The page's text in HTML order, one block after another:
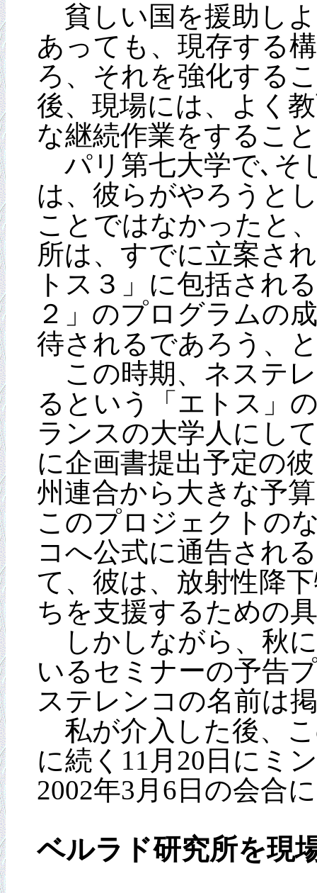
貧しい国を援助し
あっても、現存する
ろ、それを強化する
後、現場には、よく
な継続作業をするこ
パリ第七大学で､そ
は、彼らがやろうと
ことではなかったと
所は、すでに立案さ
トス３」に包括され
２」のプログラムの
待されるであろう、
この時期、ネステ
るという「エトス」
ランスの大学人にし
に企画書提出予定の
州連合から大きな予
このプロジェクトの
コへ公式に通告され
て、彼は、放射性降
ちを支援するための
しかしながら、秋
いるセミナーの予告
ステレンコの名前は
私が介入した後、
に続く11月20日にミ
2002年3月6日の会合
ベルラド研究所を現